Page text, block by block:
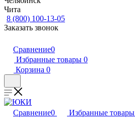
Чита
8 (800) 100-13-05
Заказать звонок
Сравнение0
Избранные товары 0
Корзина 0
Сравнение0 Избранные товары